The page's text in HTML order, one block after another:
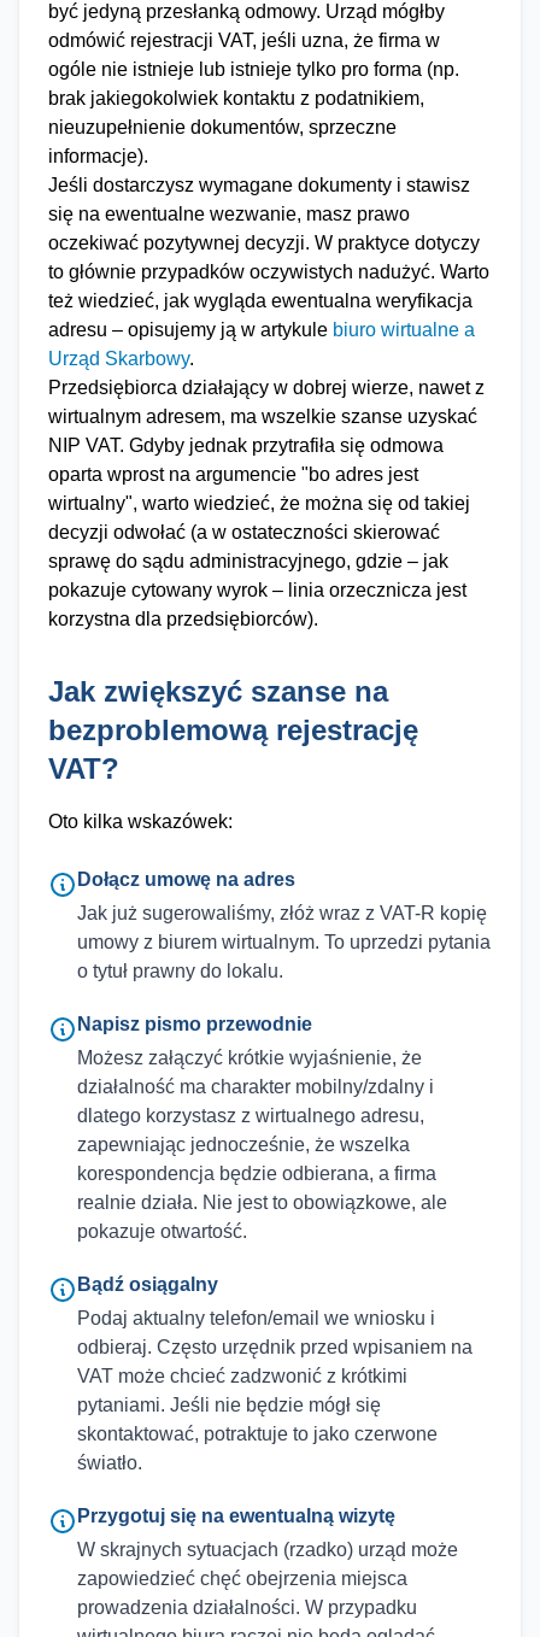
być jedyną przesłanką odmowy. Urząd mógłby
odmówić rejestracji VAT, jeśli uzna, że firma w
ogóle nie istnieje lub istnieje tylko pro forma (np.
brak jakiegokolwiek kontaktu z podatnikiem,
nieuzupełnienie dokumentów, sprzeczne
informacje).
Jeśli dostarczysz wymagane dokumenty i stawisz
się na ewentualne wezwanie, masz prawo
oczekiwać pozytywnej decyzji. W praktyce dotyczy
to głównie przypadków oczywistych nadużyć. Warto
też wiedzieć, jak wygląda ewentualna weryfikacja
adresu – opisujemy ją w artykule biuro wirtualne a
Urząd Skarbowy.
Przedsiębiorca działający w dobrej wierze, nawet z
wirtualnym adresem, ma wszelkie szanse uzyskać
NIP VAT. Gdyby jednak przytrafiła się odmowa
oparta wprost na argumencie "bo adres jest
wirtualny", warto wiedzieć, że można się od takiej
decyzji odwołać (a w ostateczności skierować
sprawę do sądu administracyjnego, gdzie – jak
pokazuje cytowany wyrok – linia orzecznicza jest
korzystna dla przedsiębiorców).
Jak zwiększyć szanse na
bezproblemową rejestrację
VAT?
Oto kilka wskazówek:
Dołącz umowę na adres
Jak już sugerowaliśmy, złóż wraz z VAT-R kopię
umowy z biurem wirtualnym. To uprzedzi pytania
o tytuł prawny do lokalu.
Napisz pismo przewodnie
Możesz załączyć krótkie wyjaśnienie, że
działalność ma charakter mobilny/zdalny i
dlatego korzystasz z wirtualnego adresu,
zapewniając jednocześnie, że wszelka
korespondencja będzie odbierana, a firma
realnie działa. Nie jest to obowiązkowe, ale
pokazuje otwartość.
Bądź osiągalny
Podaj aktualny telefon/email we wniosku i
odbieraj. Często urzędnik przed wpisaniem na
VAT może chcieć zadzwonić z krótkimi
pytaniami. Jeśli nie będzie mógł się
skontaktować, potraktuje to jako czerwone
światło.
Przygotuj się na ewentualną wizytę
W skrajnych sytuacjach (rzadko) urząd może
zapowiedzieć chęć obejrzenia miejsca
prowadzenia działalności. W przypadku